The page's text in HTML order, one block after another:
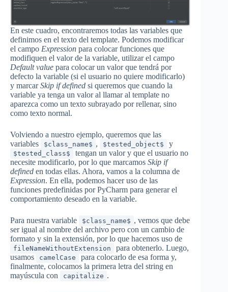
En este cuadro, encontraremos todas las variables que
definimos en el texto del template. Podemos modificar
el campo Expression para colocar funciones que
modifiquen el valor de la variable, utilizar el campo
Default value para colocar un valor que tendrá por
defecto la variable (si el usuario no quiere modificarlo)
y marcarSkip if defined si queremos que cuando la
variable ya tenga un valor al llamar al template no
aparezca como un texto subrayado por rellenar, sino
como texto normal.
Volviendo a nuestro ejemplo, queremos que las
variables
$class_name$ , $tested_object$ y
$tested_class$
tengan un valor y que el usuario no
necesite modificarlo, por lo que marcamos Skip if
defined en todas ellas. Ahora, vamos a la columna de
Expression. En ella, podemos hacer uso de las
funciones predefinidas por PyCharm para generar el
comportamiento deseado en la variable.
Para nuestra variable $class_name$ , vemos que debe
ser igual al nombre del archivo pero con un cambio de
formato y sin la extensión, por lo que hacemos uso de
fileNameWithoutExtension
para obtenerlo. Luego,
usamos
camelCase
para colocarlo de esa forma y,
finalmente, colocamos la primera letra del string en
mayúscula con
capitalize .